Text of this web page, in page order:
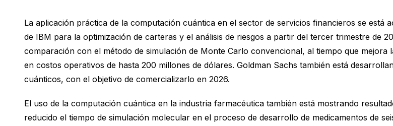
La aplicación práctica de la computación cuántica en el sector de servicios financieros se está
de IBM para la optimización de carteras y el análisis de riesgos a partir del tercer trimestre de
comparación con el método de simulación de Monte Carlo convencional, al tiempo que
en costos operativos de hasta 200 millones de dólares. Goldman Sachs también está
cuánticos, con el objetivo de comercializarlo en 2026.
El uso de la computación cuántica en la industria farmacéutica también está mostrando
reducido el tiempo de simulación molecular en el proceso de desarrollo de medicamentos de